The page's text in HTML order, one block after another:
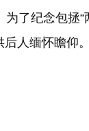
了纪念包拯“
人缅怀瞻仰。